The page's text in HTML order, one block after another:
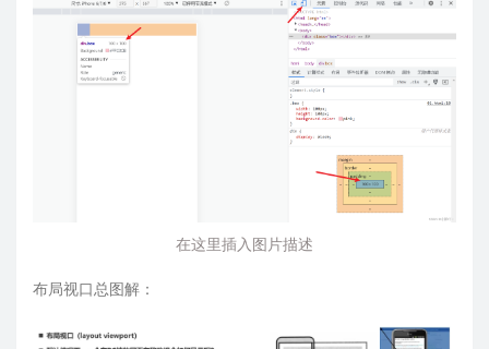
在这里插入图片描述
布局视口总图解：